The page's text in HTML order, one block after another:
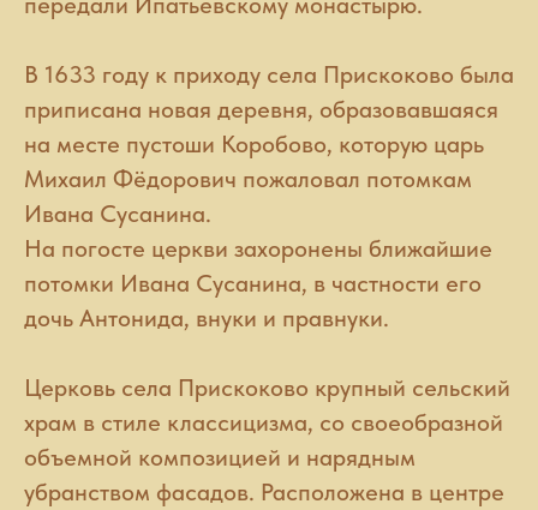
В 1633 году к приходу села Прискоково была
приписана новая деревня, образовавшаяся
на месте пустоши Коробово, которую царь
Михаил Фёдорович пожаловал потомкам
Ивана Сусанина.
На погосте церкви захоронены ближайшие
потомки Ивана Сусанина, в частности его
дочь Антонида, внуки и правнуки.
Церковь села Прискоково крупный сельский
храм в стиле классицизма, со своеобразной
объемной композицией и нарядным
убранством фасадов. Расположена в центре